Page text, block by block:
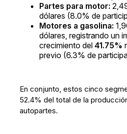
Partes para motor:
dólares (8.0% de
Motores a gasolina:
dólares, registrando un
crecimiento del41.75%
previo (6.3% de
En conjunto, estos cinco
52.4% del total de la
autopartes.